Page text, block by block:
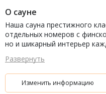
О сауне
Наша сауна престижного
отдельных номеров с
но и шикарный интерьер
Развернуть
Изменить информацию